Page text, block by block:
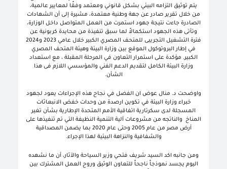
يتم توثيق التزامه البيئي بشكل قانوني ومعتمد وفقًا لمعايير عالمية،
من خلال تقرير صادر عن جهة وطنية معتمدة، مشيرة إلى أن الشهادات
الصادرة جاءت نتيجة جهود استمرت من العمل المتواصل داخل الوزارة،
وتأتى هذه الجهود استكمالاً لما سبق تنفيذة من محايدة كربونية عن
فترة التشغيل التجريبى للمتحف المصري الكبير خلال عامي 2023 و2024
في إطار البروتوكول الموقع بين وزارة البيئة وهيئة المتحف المصري
الكبير. مؤكدة على استمرار التعاون في المرحلة المقبلة ، مع استعداد
وزارة البيئة الكامل لتقديم الدعم الفني والمؤسسي اللازم فى هذا
الشأن.
واوضحت د. منال عوض ان الفضل في نجاح هذه الإجراءات يعود لجهود
خبراء وزارة البيئة في تكوين ارصدة من وحدات خفض الانبعاثات
المسجلة لدى سكرتارية اتفاقية الأمم المتحدة الإطارية بشأن تغير
المناخ والناتجه من مشروعات آلية التنمية النظيفة التي تم تنفيذها على
أرض مصر من عام 2005 وحتى عام 2020 بما يضمن المصداقية
والشفافية والنزاهة البيئية لهذا الإجراء.
ومن جانبه اكد السيد شريف فتحي وزير السياحة والآثار، أن ما نشهده
اليوم يجسد نموذجاً ناجحاً للتعاون الوثيق وروح العمل المشترك بين